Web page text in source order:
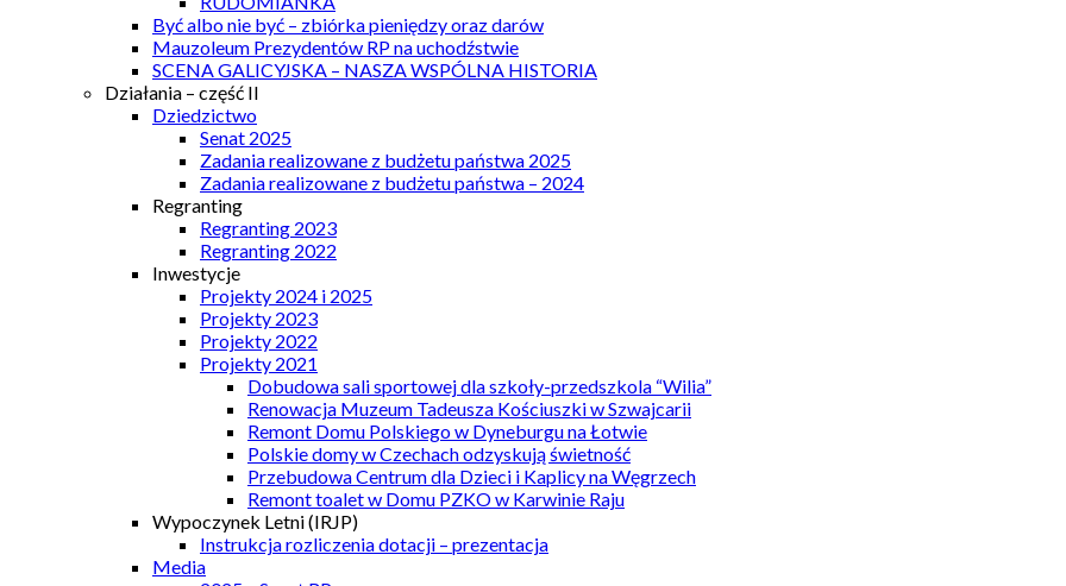
Być albo nie być – zbiórka pieniędzy oraz darów
Mauzoleum Prezydentów RP na uchodźstwie
SCENA GALICYJSKA – NASZA WSPÓLNA HISTORIA
Działania – część II
Dziedzictwo
Senat 2025
Zadania realizowane z budżetu państwa 2025
Zadania realizowane z budżetu państwa – 2024
Regranting
Regranting 2023
Regranting 2022
Inwestycje
Projekty 2024 i 2025
Projekty 2023
Projekty 2022
Projekty 2021
Dobudowa sali sportowej dla szkoły-przedszkola “Wilia”
Renowacja Muzeum Tadeusza Kościuszki w Szwajcarii
Remont Domu Polskiego w Dyneburgu na Łotwie
Polskie domy w Czechach odzyskują świetność
Przebudowa Centrum dla Dzieci i Kaplicy na Węgrzech
Remont toalet w Domu PZKO w Karwinie Raju
Wypoczynek Letni (IRJP)
Instrukcja rozliczenia dotacji – prezentacja
Media